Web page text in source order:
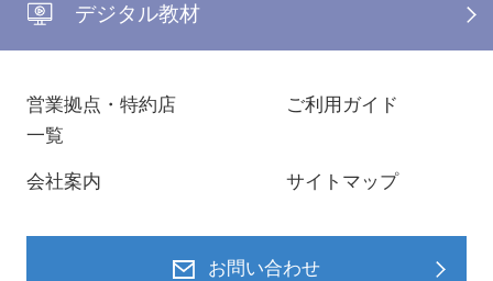
デジタル教材
営業拠点・特約店
一覧
ご利用ガイド
会社案内 サイトマップ
お問い合わせ